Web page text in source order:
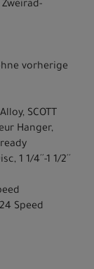
vorherige
SCOTT
Hanger,
1/4´´-1 1/2´´
Speed